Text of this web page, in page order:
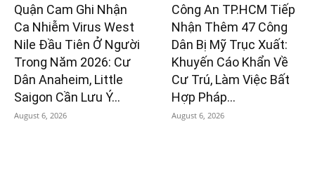
Quận Cam Ghi Nhận
Ca Nhiễm Virus West
Nile Đầu Tiên Ở Người
Trong Năm 2026: Cư
Dân Anaheim, Little
Saigon Cần Lưu Ý...
August 6, 2026
Công An TP.HCM Tiếp
Nhận Thêm 47 Công
Dân Bị Mỹ Trục Xuất:
Khuyến Cáo Khẩn Về
Cư Trú, Làm Việc Bất
Hợp Pháp...
August 6, 2026